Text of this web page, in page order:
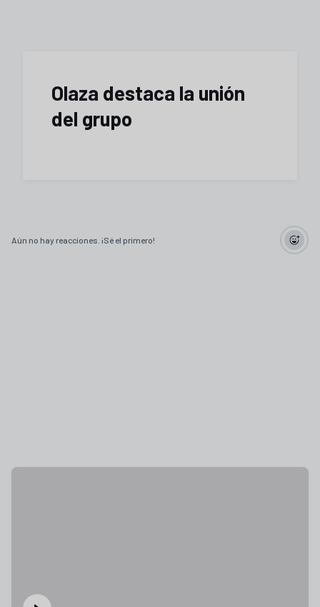
Olaza destaca la unión
del grupo
Aún no hay reacciones. ¡Sé el primero!